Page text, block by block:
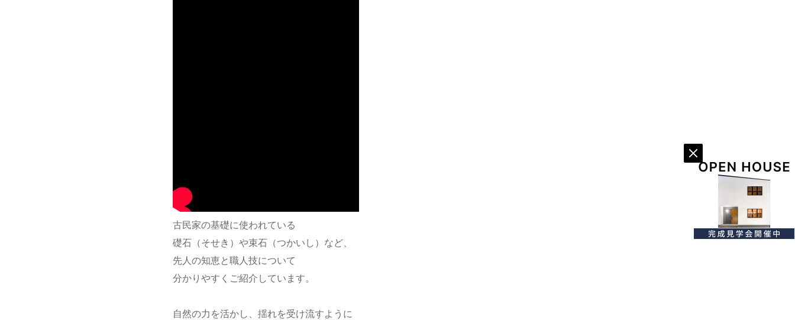
古民家の基礎に使われている
礎石（そせき）や束石（つかいし）など、
先人の知恵と職人技について
分かりやすくご紹介しています。
自然の力を活かし、揺れを受け流すように